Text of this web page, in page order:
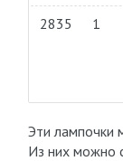
2835 1
Эти лампочки
Из них можно